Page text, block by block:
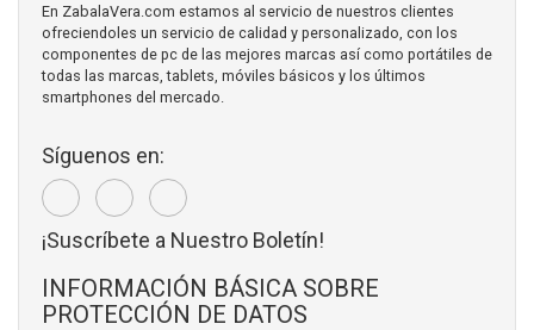
En ZabalaVera.com estamos al servicio de nuestros clientes
ofreciendoles un servicio de calidad y personalizado, con los
componentes de pc de las mejores marcas así como portátiles de
todas las marcas, tablets, móviles básicos y los últimos
smartphones del mercado.
Síguenos en:
¡Suscríbete a Nuestro Boletín!
INFORMACIÓN BÁSICA SOBRE
PROTECCIÓN DE DATOS